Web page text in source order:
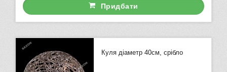
Придбати
Куля діаметр 40см, срібло